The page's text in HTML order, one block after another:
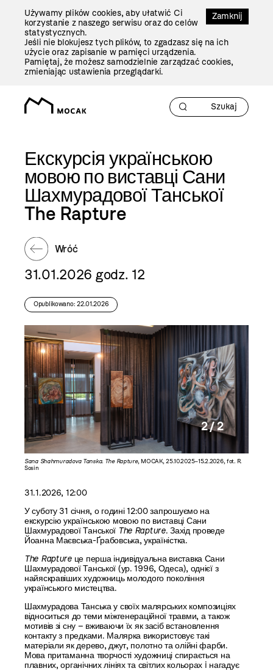
Zamknij
Używamy plików cookies, aby ułatwić Ci
korzystanie z naszego serwisu oraz do celów
statystycznych.
Jeśli nie blokujesz tych plików, to zgadzasz się na ich
użycie oraz zapisanie w pamięci urządzenia.
Pamiętaj, że możesz samodzielnie zarządzać cookies,
zmieniając ustawienia przeglądarki.
Екскурсія українською
мовою по виставці Сани
Шахмурадової Танської
The Rapture
Wróć
31.01.2026 godz. 12
Opublikowano: 22.01.2026
Sana Shahmuradova Tanska. The Rapture, MOCAK, 25.10.2025–15.2.2026, fot. R.
Sosin
2 / 2
31.1.2026, 12:00
У суботу 31 січня, о годині 12:00 запрошуємо на
екскурсію українською мовою по виставці Сани
Шахмурадової Танської The Rapture. Захід проведе
Йоанна Маєвська-Ґрабовська, україністка.
The Raptureце перша індивідуальна виставка Сани
Шахмурадової Танської (ур. 1996, Одеса), однієї з
найяскравіших художниць молодого покоління
українського мистецтва.
Шахмурадова Танська у своїх малярських композиціях
відноситься до теми міжгенераційної травми, а також
мотивів зі сну – вживаючи їх як засіб встановлення
контакту з предками. Малярка використовує такі
матеріали як дерево, джут, полотно та олійні фарби.
Мова притаманна творчості художниці спирається на
плавних, органічних лініях та світлих кольорах i нагадує